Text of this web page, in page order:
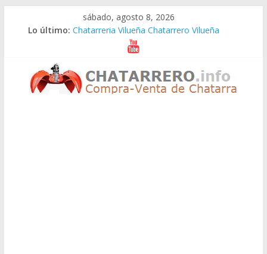
sábado, agosto 8, 2026
Lo último: Chatarreria Vilueña Chatarrero Vilueña
Chatarreria Zuera Chatarrero Zuera
Chatarreria Zaragoza Chatarrero Zaragoza
Chatarreria Zaida Chatarrero Zaida
Chatarreria Vistabella Chatarrero Vistabella